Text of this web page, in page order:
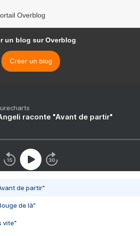
Overblog
un blog sur Overblog
Créer un blog
raconte "Avant de partir"
de partir"
de là"
vite"